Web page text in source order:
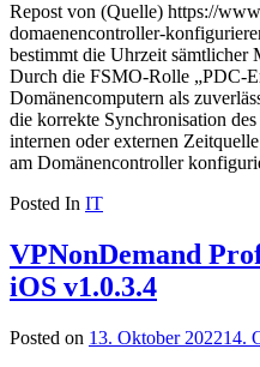
Repost von (Quelle) https://
domaenencontroller-
bestimmt die Uhrzeit sämtlicher
Durch die FSMO-Rolle „PDC-
Domänencomputern als
die korrekte Synchronisation
internen oder externen
am Domänencontroller
Posted In IT
VPNonDemand
iOS v1.0.3.4
Posted on 13. Oktober 202214.